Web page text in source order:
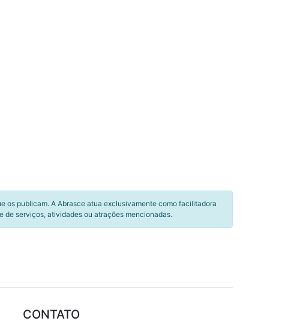
os publicam. A Abrasce atua exclusivamente como facilitadora
de serviços, atividades ou atrações mencionadas.
CONTATO